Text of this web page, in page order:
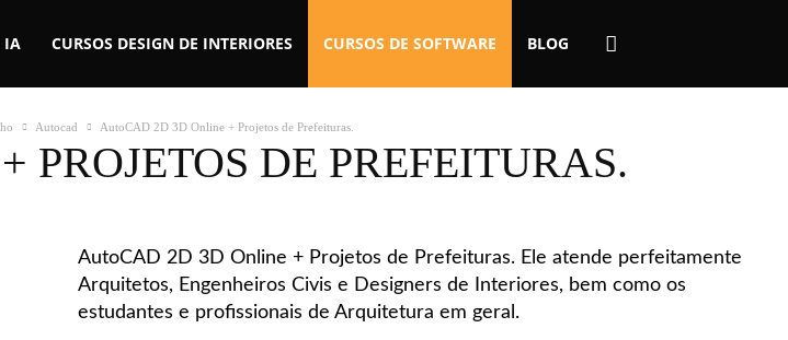
IA CURSOS DESIGN DE INTERIORES CURSOS DE SOFTWARE BLOG
Autocad AutoCAD 2D 3D Online + Projetos de Prefeituras.
DE PREFEITURAS.
AutoCAD 2D 3D Online + Projetos de Prefeituras. Ele atende perfeitamente
Arquitetos, Engenheiros Civis e Designers de Interiores, bem como os
estudantes e profissionais de Arquitetura em geral.